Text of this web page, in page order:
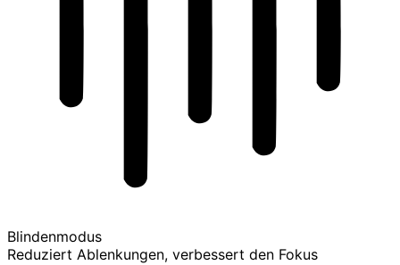
Blindenmodus
Reduziert Ablenkungen, verbessert den Fokus